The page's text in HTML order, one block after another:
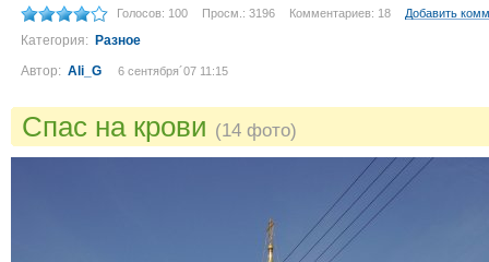
Голосов: 100 Просм.: 3196 Комментариев: 18 Добавить
Категория: Разное
Автор: Ali_G 6 сентября´07 11:15
Спас на крови (14 фото)